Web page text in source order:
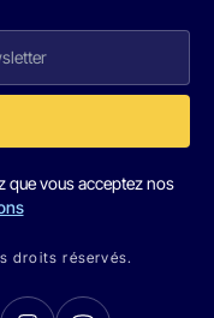
que vous acceptez nos
droits réservés.